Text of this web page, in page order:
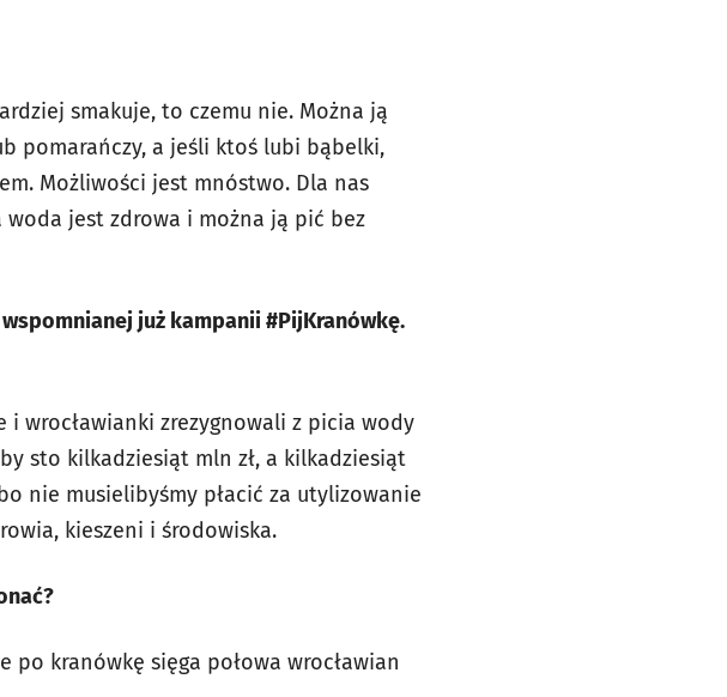
smakuje, to czemu nie. Można ją
pomarańczy, a jeśli ktoś lubi bąbelki,
Możliwości jest mnóstwo. Dla nas
jest zdrowa i można ją pić bez
już kampanii #PijKranówkę.
i wrocławianki zrezygnowali z picia wody
sto kilkadziesiąt mln zł, a kilkadziesiąt
nie musielibyśmy płacić za utylizowanie
kieszeni i środowiska.
kranówkę sięga połowa wrocławian